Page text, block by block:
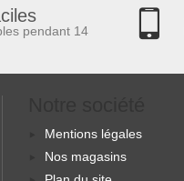
pendant 14
Mentions légales
Nos magasins